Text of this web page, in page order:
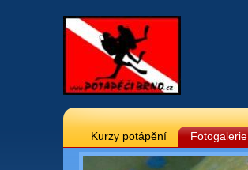
Kurzy potápění Fotogalerie